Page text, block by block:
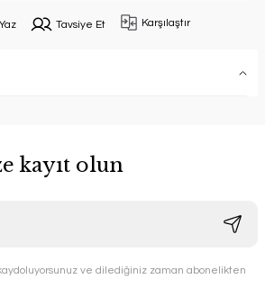
Tavsiye Et Karşılaştır
kayıt olun
kaydoluyorsunuz ve dilediğiniz zaman abonelikten